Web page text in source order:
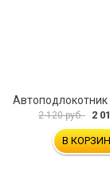
2 120 руб. 2
В